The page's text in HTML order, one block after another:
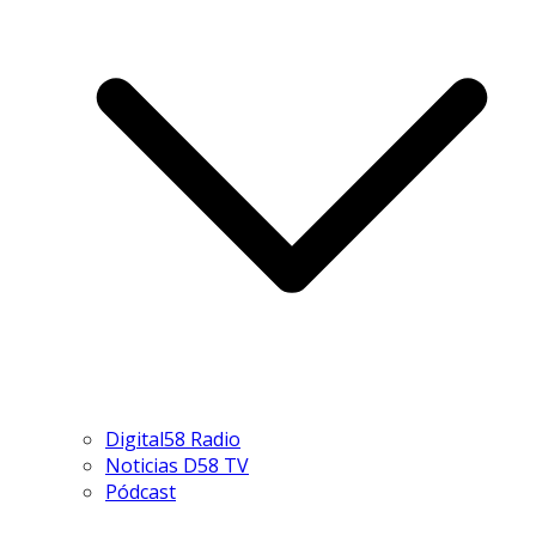
Digital58 Radio
Noticias D58 TV
Pódcast